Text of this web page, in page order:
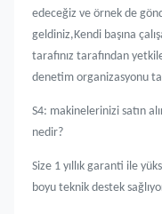
edeceğiz ve örnek de
geldiniz,Kendi başına
tarafınız tarafından
denetim organizasyonu
S4: makinelerinizi satın
nedir?
Size 1 yıllık garanti ile
boyu teknik destek